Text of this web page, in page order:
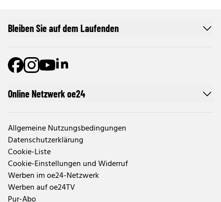
Online Netzwerk oe24
Allgemeine Nutzungsbedingungen
Datenschutzerklärung
Cookie-Liste
Cookie-Einstellungen und Widerruf
Werben im oe24-Netzwerk
Werben auf oe24TV
Bleiben Sie auf dem Laufenden